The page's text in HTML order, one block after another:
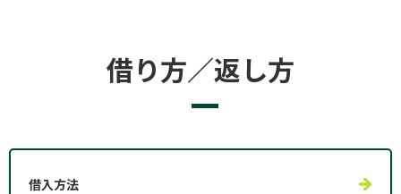
借り方／返し方
借入方法